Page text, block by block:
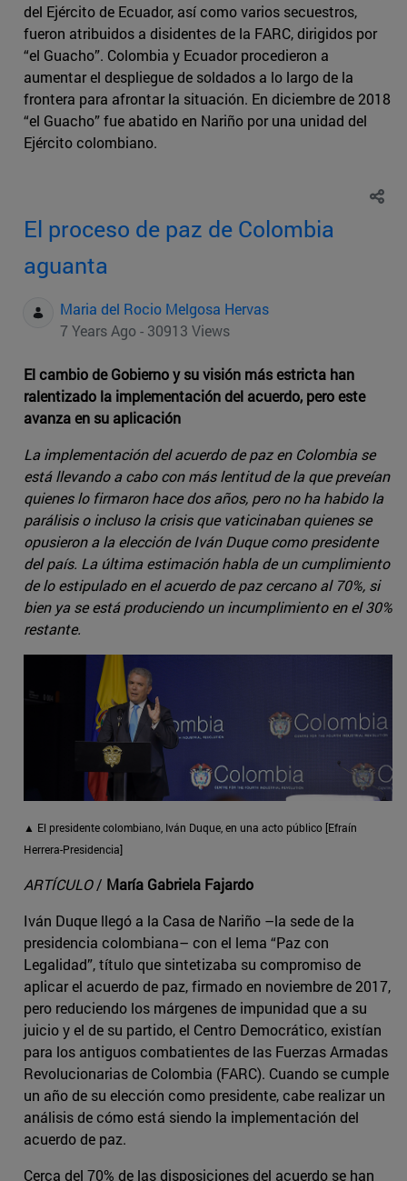
del Ejército de Ecuador, así como varios secuestros,
fueron atribuidos a disidentes de la FARC, dirigidos por
“el Guacho”. Colombia y Ecuador procedieron a
aumentar el despliegue de soldados a lo largo de la
frontera para afrontar la situación. En diciembre de 2018
“el Guacho” fue abatido en Nariño por una unidad del
Ejército colombiano.
El proceso de paz de Colombia
aguanta
Maria del Rocio Melgosa Hervas
7 Years Ago - 30913 Views
El cambio de Gobierno y su visión más estricta han
ralentizado la implementación del acuerdo, pero este
avanza en su aplicación
La implementación del acuerdo de paz en Colombia se
está llevando a cabo con más lentitud de la que preveían
quienes lo firmaron hace dos años, pero no ha habido la
parálisis o incluso la crisis que vaticinaban quienes se
opusieron a la elección de Iván Duque como presidente
del país. La última estimación habla de un cumplimiento
de lo estipulado en el acuerdo de paz cercano al 70%, si
bien ya se está produciendo un incumplimiento en el 30%
restante.
▲ El presidente colombiano, Iván Duque, en una acto público [Efraín
Herrera-Presidencia]
ARTÍCULO/ María Gabriela Fajardo
Iván Duque llegó a la Casa de Nariño –la sede de la
presidencia colombiana– con el lema “Paz con
Legalidad”, título que sintetizaba su compromiso de
aplicar el acuerdo de paz, firmado en noviembre de 2017,
pero reduciendo los márgenes de impunidad que a su
juicio y el de su partido, el Centro Democrático, existían
para los antiguos combatientes de las Fuerzas Armadas
Revolucionarias de Colombia (FARC). Cuando se cumple
un año de su elección como presidente, cabe realizar un
análisis de cómo está siendo la implementación del
acuerdo de paz.
Cerca del 70% de las disposiciones del acuerdo se han